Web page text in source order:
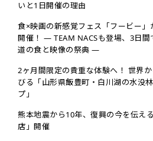
いと1日開催の理由
食×映画の新感覚フェス「フービー」
開催！ ― TEAM NACSも登場、3日間
道の食と映像の祭典 ―
2ヶ月間限定の貴重な体験へ！ 世界
びる「山形県飯豊町・白川湖の水没
プ」
熊本地震から10年、復興の今を伝え
店」開催